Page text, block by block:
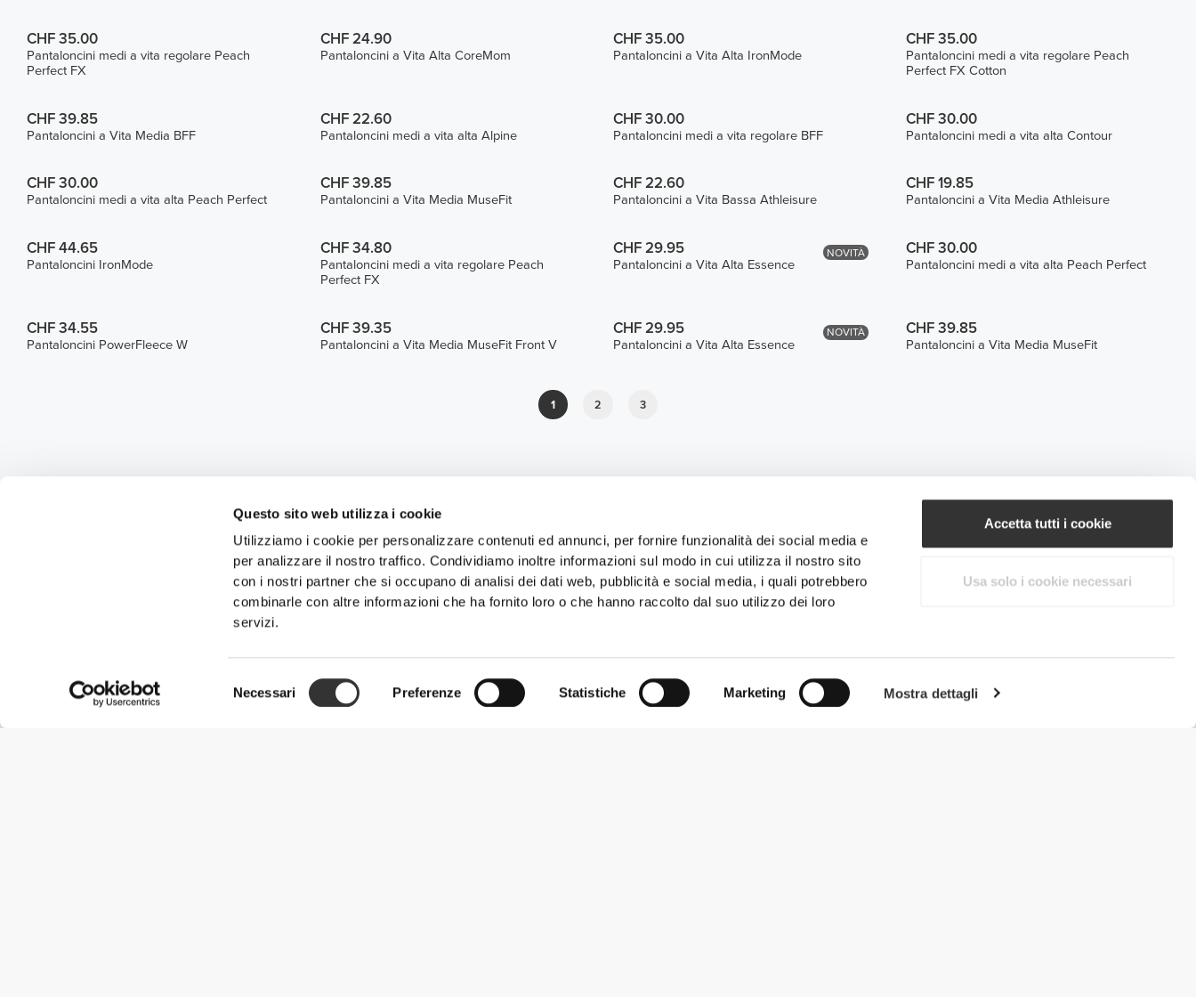
Questo sito web utilizza i cookie
Utilizziamo i cookie per personalizzare contenuti ed annunci, per fornire funzionalità dei social media e
per analizzare il nostro traffico. Condividiamo inoltre informazioni sul modo in cui utilizza il nostro sito
con i nostri partner che si occupano di analisi dei dati web, pubblicità e social media, i quali potrebbero
combinarle con altre informazioni che ha fornito loro o che hanno raccolto dal suo utilizzo dei loro
servizi.
del
Necessari Preferenze Statistiche Marketing Mostra dettagli
Accetta tutti i cookie
Usa solo i cookie necessari
CHF 35.00
Pantaloncini medi a vita regolare Peach
Perfect FX
CHF 24.90
Pantaloncini a Vita Alta CoreMom
CHF 35.00
Pantaloncini a Vita Alta IronMode
CHF 35.00
Pantaloncini medi a vita regolare Peach
Perfect FX Cotton
CHF 39.85
Pantaloncini a Vita Media BFF
CHF 22.60
Pantaloncini medi a vita alta Alpine
CHF 30.00
Pantaloncini medi a vita regolare BFF
CHF 30.00
Pantaloncini medi a vita alta Contour
CHF 30.00
Pantaloncini medi a vita alta Peach Perfect
CHF 39.85
Pantaloncini a Vita Media MuseFit
CHF 22.60
Pantaloncini a Vita Bassa Athleisure
CHF 19.85
Pantaloncini a Vita Media Athleisure
CHF 44.65
Pantaloncini IronMode
CHF 34.80
Pantaloncini medi a vita regolare Peach
Perfect FX
NOVITÀ
CHF 29.95
Pantaloncini a Vita Alta Essence
CHF 30.00
Pantaloncini medi a vita alta Peach Perfect
CHF 34.55
Pantaloncini PowerFleece W
CHF 39.35
Pantaloncini a Vita Media MuseFit Front V
NOVITÀ
CHF 29.95
Pantaloncini a Vita Alta Essence
CHF 39.85
Pantaloncini a Vita Media MuseFit
1 2 3